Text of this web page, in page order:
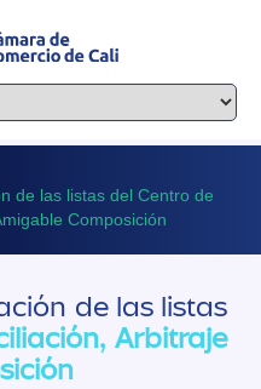
de las listas del Centro de
Composición
de las listas
Arbitraje